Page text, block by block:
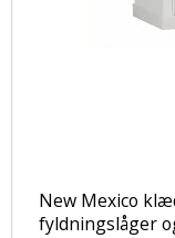
New Mexico
fyldningslåger